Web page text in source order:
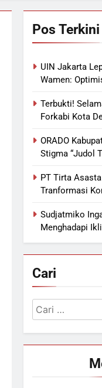
Pos Terkini
UIN Jakarta
Wamen:
Terbukti!
Forkabi Kota
ORADO
Stigma “Judol
PT Tirta
Tranformasi
Sudjatmiko
Menghadapi
Cari
Cari
untuk: